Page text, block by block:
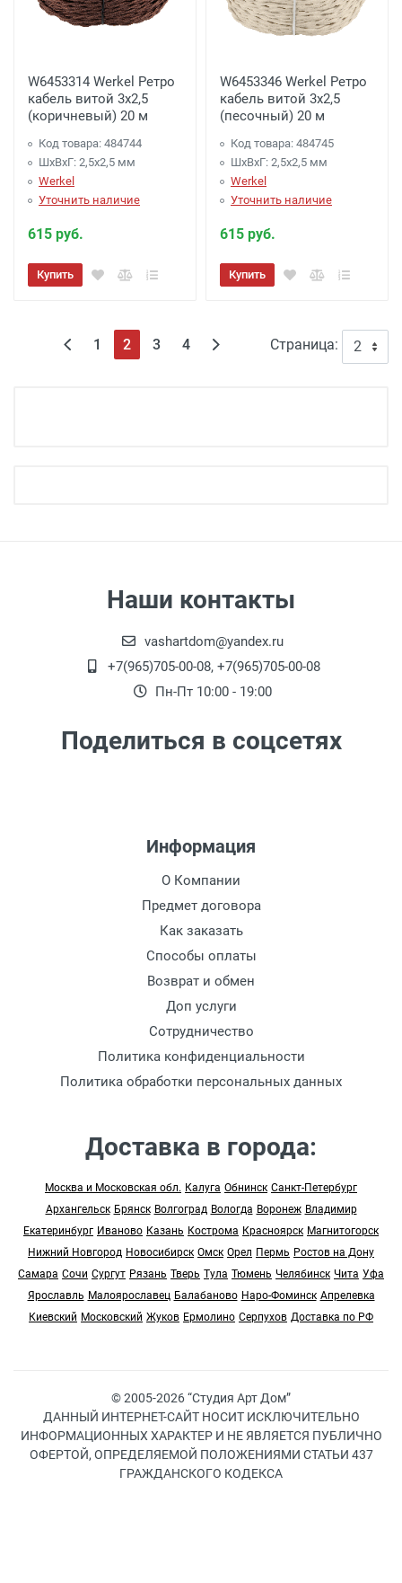
W6453314 Werkel Ретро
кабель витой 3х2,5
(коричневый) 20 м
Код товара: 484744
ШхВхГ: 2,5x2,5 мм
Werkel
Уточнить наличие
615 руб.
Купить
W6453346 Werkel Ретро
кабель витой 3х2,5
(песочный) 20 м
Код товара: 484745
ШхВхГ: 2,5x2,5 мм
Werkel
Уточнить наличие
615 руб.
Купить
Страница:
1 2(текущая)
3 4
Наши контакты
vashartdom@yandex.ru
+7(965)705-00-08, +7(965)705-00-08
Пн-Пт 10:00 - 19:00
Поделиться в соцсетях
Информация
О Компании
Предмет договора
Как заказать
Способы оплаты
Возврат и обмен
Доп услуги
Сотрудничество
Политика конфиденциальности
Политика обработки персональных данных
Доставка в города:
Москва и Московская обл. Калуга Обнинск Санкт-Петербург
Архангельск Брянск Волгоград Вологда Воронеж Владимир
Екатеринбург Иваново Казань Кострома Красноярск Магнитогорск
Нижний Новгород Новосибирск Омск Орел Пермь Ростов на Дону
Самара Сочи Сургут Рязань Тверь Тула Тюмень Челябинск Чита Уфа
Ярославль Малоярославец Балабаново Наро-Фоминск Апрелевка
Киевский Московский Жуков Ермолино Серпухов Доставка по РФ
© 2005-2026 “Студия Арт Дом”
ДАННЫЙ ИНТЕРНЕТ-САЙТ НОСИТ ИСКЛЮЧИТЕЛЬНО
ИНФОРМАЦИОННЫХ ХАРАКТЕР И НЕ ЯВЛЯЕТСЯ ПУБЛИЧНО
ОФЕРТОЙ, ОПРЕДЕЛЯЕМОЙ ПОЛОЖЕНИЯМИ СТАТЬИ 437
ГРАЖДАНСКОГО КОДЕКСА